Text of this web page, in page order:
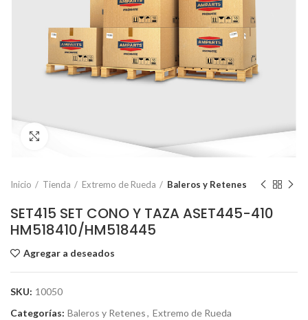
Click to enlarge
Inicio Tienda Extremo de Rueda Baleros y Retenes
SET415 SET CONO Y TAZA ASET445-410
HM518410/HM518445
Agregar a deseados
SKU: 10050
Categorías: Baleros y Retenes, Extremo de Rueda